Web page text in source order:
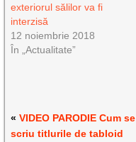
exteriorul sălilor va fi
interzisă
12 noiembrie 2018
În „Actualitate”
«VIDEO PARODIE Cum se
scriu titlurile de tabloid